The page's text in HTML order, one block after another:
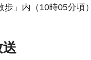
内（10時05分頃